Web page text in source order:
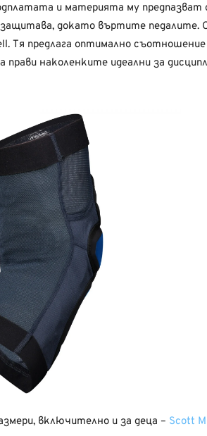
и материята му предпазват
докато въртите педалите.
Тя предлага оптимално
наколенките идеални за
включително и за деца – Scott